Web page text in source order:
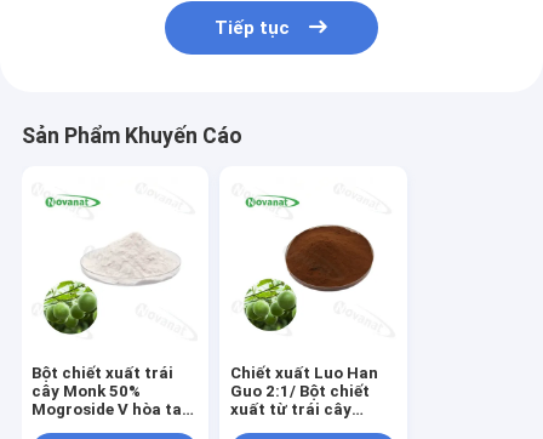
Tiếp tục
Sản Phẩm Khuyến Cáo
Bột chiết xuất trái
cây Monk 50%
Mogroside V hòa tan
Chiết xuất Luo Han
Guo 2:1/ Bột chiết
xuất từ ​​trái cây